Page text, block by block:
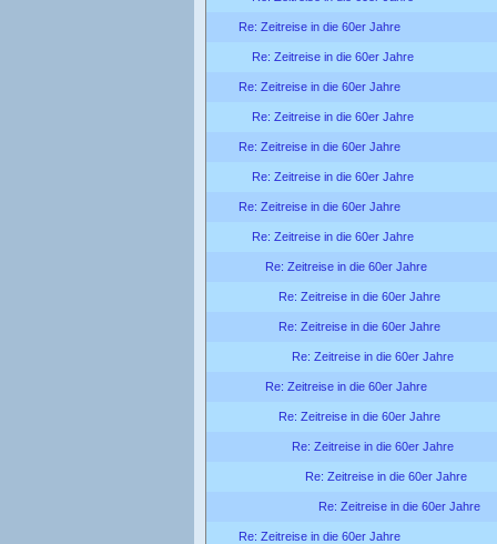
Re: Zeitreise in die 60er Jahre
Re: Zeitreise in die 60er Jahre
Re: Zeitreise in die 60er Jahre
Re: Zeitreise in die 60er Jahre
Re: Zeitreise in die 60er Jahre
Re: Zeitreise in die 60er Jahre
Re: Zeitreise in die 60er Jahre
Re: Zeitreise in die 60er Jahre
Re: Zeitreise in die 60er Jahre
Re: Zeitreise in die 60er Jahre
Re: Zeitreise in die 60er Jahre
Re: Zeitreise in die 60er Jahre
Re: Zeitreise in die 60er Jahre
Re: Zeitreise in die 60er Jahre
Re: Zeitreise in die 60er Jahre
Re: Zeitreise in die 60er Jahre
Re: Zeitreise in die 60er Jahre
Re: Zeitreise in die 60er Jahre